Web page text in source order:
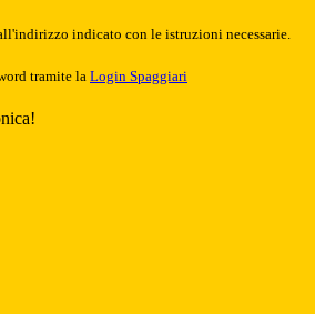
indicato con le istruzioni necessarie.
tramite la Login Spaggiari